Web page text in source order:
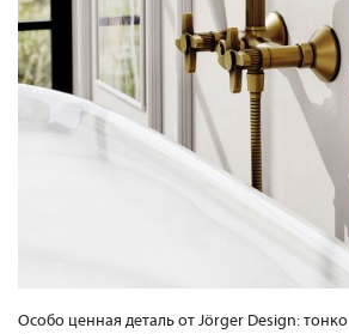
Особо ценная деталь от Jörger Design: тонко